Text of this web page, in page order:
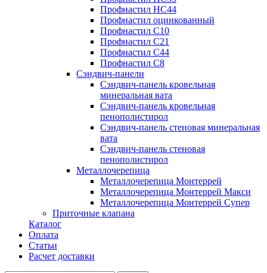
Профнастил НС44
Профнастил оцинкованный
Профнастил С10
Профнастил С21
Профнастил С44
Профнастил С8
Сэндвич-панели
Сэндвич-панель кровельная
минеральная вата
Сэндвич-панель кровельная
пенополистирол
Сэндвич-панель стеновая минеральная
вата
Сэндвич-панель стеновая
пенополистирол
Металлочерепица
Металлочерепица Монтеррей
Металлочерепица Монтеррей Макси
Металлочерепица Монтеррей Супер
Приточные клапана
Каталог
Оплата
Статьи
Расчет доставки